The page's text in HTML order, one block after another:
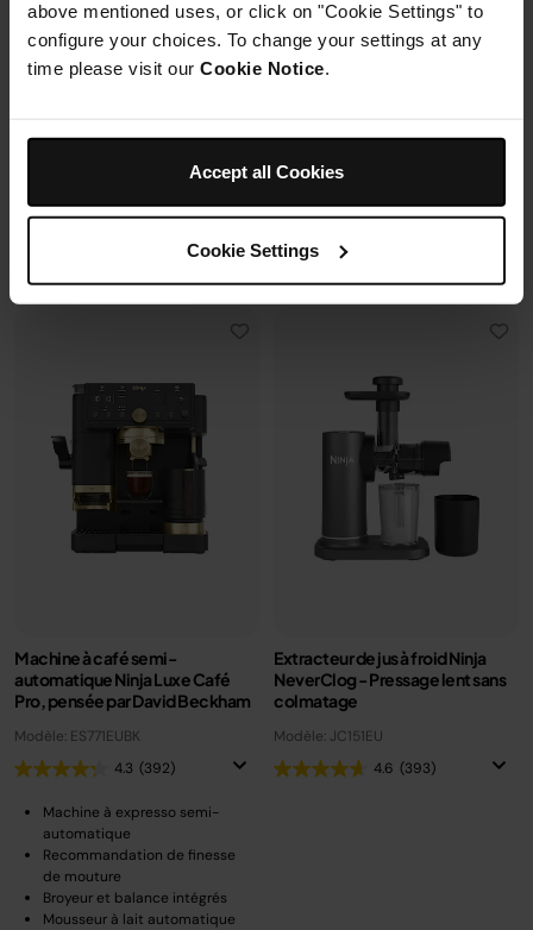
above mentioned uses, or click on "Cookie Settings" to
configure your choices. To change your settings at any
time please visit our Cookie Notice.
Accept all Cookies
Cookie Settings
6 modes de cuisson (max
240°C)
Synchronisation des
cuissons
179,99 € Prix réduit de
269,99 €au
Prix le + bas sur 30j
Voir les détails
Modulaire, compact, facile à
ranger et emporter.
119,99 € Prix réduit de
179,99 €au
109,99 €
Voir les détails
Machine à café semi-
automatique Ninja Luxe Café
Pro, pensée par David Beckham
Modèle: ES771EUBK
4.3 (392)
Machine à expresso semi-
automatique
Recommandation de finesse
de mouture
Broyeur et balance intégrés
Mousseur à lait automatique
Extracteur de jus à froid Ninja
NeverClog - Pressage lent sans
colmatage
Modèle: JC151EU
4.6 (393)